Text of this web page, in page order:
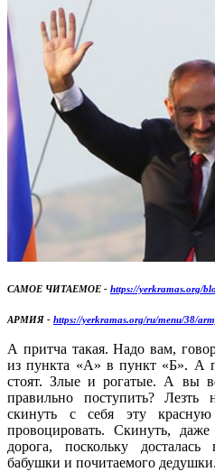
САМОЕ ЧИТАЕМОЕ - https://yerkramas.org/
АРМИЯ - https://yerkramas.org/ru/menu/38/
А притча такая. Надо вам,
из пункта «А» в пункт «Б». А
стоят. Злые и рогатые. А вы
правильно поступить?
скинуть с себя эту
провоцировать. Скинуть,
дорога, поскольку
бабушки и почитаемого дедушки.